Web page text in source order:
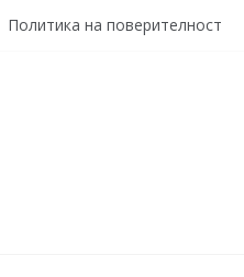
Политика на поверителност